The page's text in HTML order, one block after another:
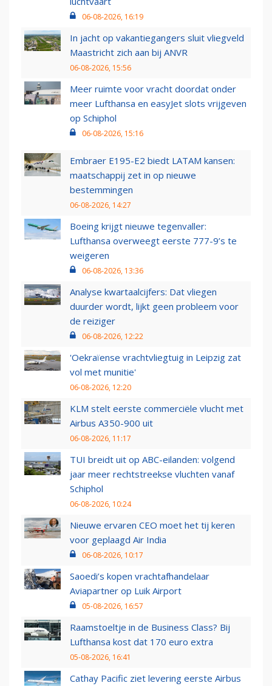
06-08-2026, 16:19
In jacht op vakantiegangers sluit vliegveld
Maastricht zich aan bij ANVR
06-08-2026, 15:56
Meer ruimte voor vracht doordat onder
meer Lufthansa en easyJet slots vrijgeven
op Schiphol
06-08-2026, 15:16
Embraer E195-E2 biedt LATAM kansen:
maatschappij zet in op nieuwe
bestemmingen
06-08-2026, 14:27
Boeing krijgt nieuwe tegenvaller:
Lufthansa overweegt eerste 777-9’s te
weigeren
06-08-2026, 13:36
Analyse kwartaalcijfers: Dat vliegen
duurder wordt, lijkt geen probleem voor
de reiziger
06-08-2026, 12:22
'Oekraïense vrachtvliegtuig in Leipzig zat
vol met munitie'
06-08-2026, 12:20
KLM stelt eerste commerciële vlucht met
Airbus A350-900 uit
06-08-2026, 11:17
TUI breidt uit op ABC-eilanden: volgend
jaar meer rechtstreekse vluchten vanaf
Schiphol
06-08-2026, 10:24
Nieuwe ervaren CEO moet het tij keren
voor geplaagd Air India
06-08-2026, 10:17
Saoedi’s kopen vrachtafhandelaar
Aviapartner op Luik Airport
05-08-2026, 16:57
Raamstoeltje in de Business Class? Bij
Lufthansa kost dat 170 euro extra
05-08-2026, 16:41
Cathay Pacific ziet levering eerste Airbus